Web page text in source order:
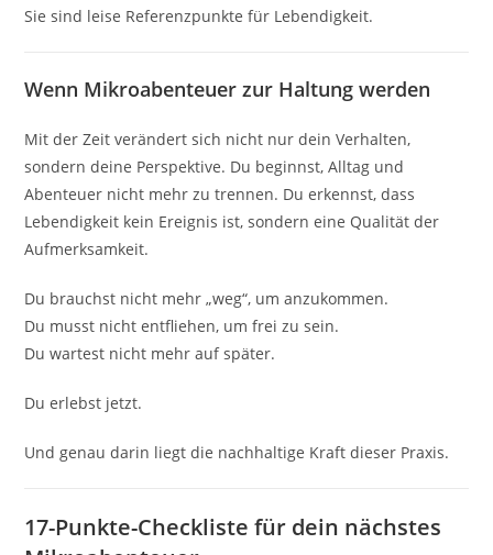
Sie sind leise Referenzpunkte für Lebendigkeit.
Wenn Mikroabenteuer zur Haltung werden
Mit der Zeit verändert sich nicht nur dein Verhalten,
sondern deine Perspektive. Du beginnst, Alltag und
Abenteuer nicht mehr zu trennen. Du erkennst, dass
Lebendigkeit kein Ereignis ist, sondern eine Qualität der
Aufmerksamkeit.
Du brauchst nicht mehr „weg“, um anzukommen.
Du musst nicht entfliehen, um frei zu sein.
Du wartest nicht mehr auf später.
Du erlebst jetzt.
Und genau darin liegt die nachhaltige Kraft dieser Praxis.
17-Punkte-Checkliste für dein nächstes